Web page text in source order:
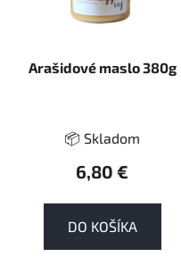
Arašidové maslo 380g
📦 Skladom
6,80 €
DO KOŠÍKA